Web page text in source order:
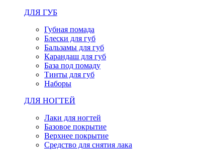
ДЛЯ ГУБ
Губная помада
Блески для губ
Бальзамы для губ
Карандаш для губ
База под помаду
Тинты для губ
Наборы
ДЛЯ НОГТЕЙ
Лаки для ногтей
Базовое покрытие
Верхнее покрытие
Средство для снятия лака